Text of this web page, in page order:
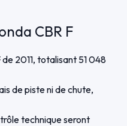
CBR F
2011, totalisant 51 048
de piste ni de chute,
technique seront